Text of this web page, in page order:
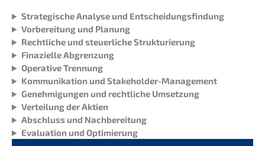
Strate­gi­sche Analy­se und Entscheidungsfindung
Vorbe­rei­tung und Planung
Recht­li­che und steuer­li­che Strukturierung
Finazi­el­le Abgrenzung
Opera­ti­ve Trennung
Kommu­ni­ka­ti­on und Stakeholder-Management
Geneh­mi­gun­gen und recht­li­che Umsetzung
Vertei­lung der Aktien
Abschluss und Nachbereitung
Evalua­ti­on und Optimierung